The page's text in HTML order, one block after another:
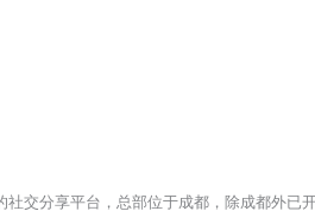
社交分享平台，总部位于成都，除成都外